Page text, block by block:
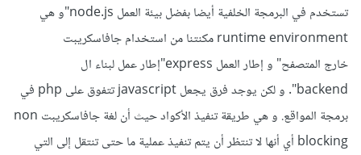
تستخدم في البرمجة الخلفية أيضا بفضل بيئة العمل node.js"و هي
runtime environment مكنتنا من استخدام جافاسكريبت
خارج المتصفح" و إطار العمل express"إطار عمل لبناء ال
backend". و لكن يوجد فرق يجعل javascript تتفوق على php في
برمجة المواقع. و هي طريقة تنفيذ الأكواد حيث أن لغة جافاسكريبت non
blocking أي أنها لا تنتظر أن يتم تنفيذ عملية ما حتى تنتقل إلى التي